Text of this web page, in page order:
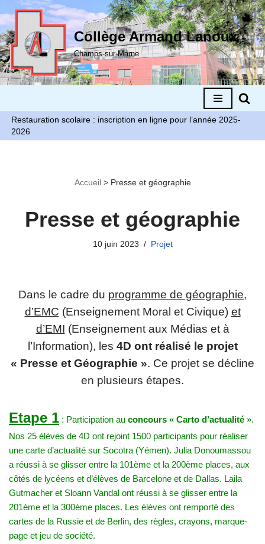
Aller
au
contenu
Collège Armand Lanoux
Champs-sur-Marne
Restauration scolaire : inscription en ligne pour l’année 2025-
2026
Accueil> Presse et géographie
Presse et géographie
10 juin 2023 Projet
Dans le cadre du programme de géographie,
d’EMC (Enseignement Moral et Civique) et
d’EMI (Enseignement aux Médias et à
l’Information), les 4D ont réalisé le projet
« Presse et Géographie ». Ce projet se décline
en plusieurs étapes.
Etape 1 : Participation au concours « Carto d’actualité ».
Nos 25 élèves de 4D ont rejoint 1500 participants pour réaliser
une carte d’actualité sur Socotra (Yémen). Julia Donoumassou
a réussi à se glisser entre la 101ème et la 200ème places, aux
côtés de lycéens et d’élèves de Barcelone et de Dallas. Laila
Gutmacher et Sloann Vandal ont réussi à se glisser entre la
201ème et la 300ème places. Les élèves ont remporté des
cartes de la Russie et de Berlin, des règles, crayons, marque-
page et jeu de société.